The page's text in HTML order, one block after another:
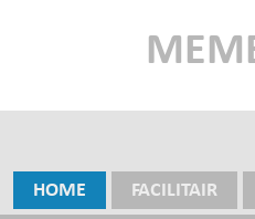
HOME FACILITAIR